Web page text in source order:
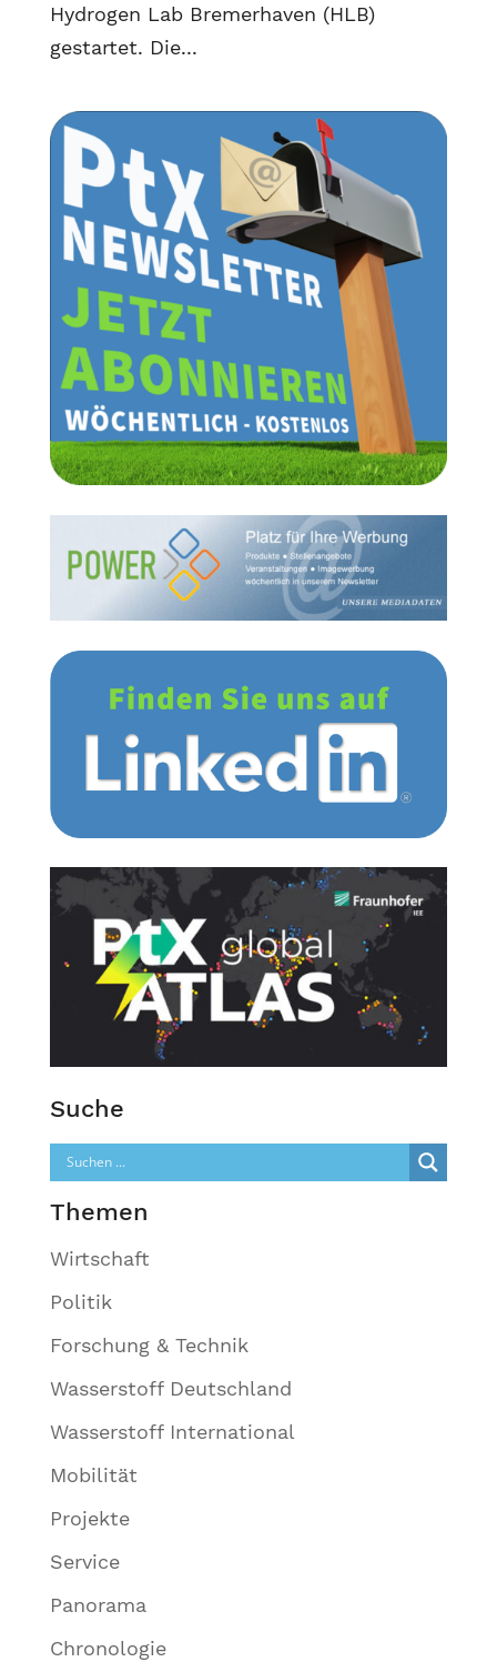
Hydrogen Lab Bremerhaven (HLB)
gestartet. Die...
Suche
Themen
Wirtschaft
Politik
Forschung & Technik
Wasserstoff Deutschland
Wasserstoff International
Mobilität
Projekte
Service
Panorama
Chronologie